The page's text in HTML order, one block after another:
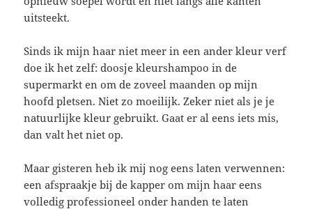
uitsteekt.
Sinds ik mijn haar niet meer in een ander kleur verf
doe ik het zelf: doosje kleurshampoo in de
supermarkt en om de zoveel maanden op mijn
hoofd pletsen. Niet zo moeilijk. Zeker niet als je je
natuurlijke kleur gebruikt. Gaat er al eens iets mis,
dan valt het niet op.
Maar gisteren heb ik mij nog eens laten verwennen:
een afspraakje bij de kapper om mijn haar eens
volledig professioneel onder handen te laten